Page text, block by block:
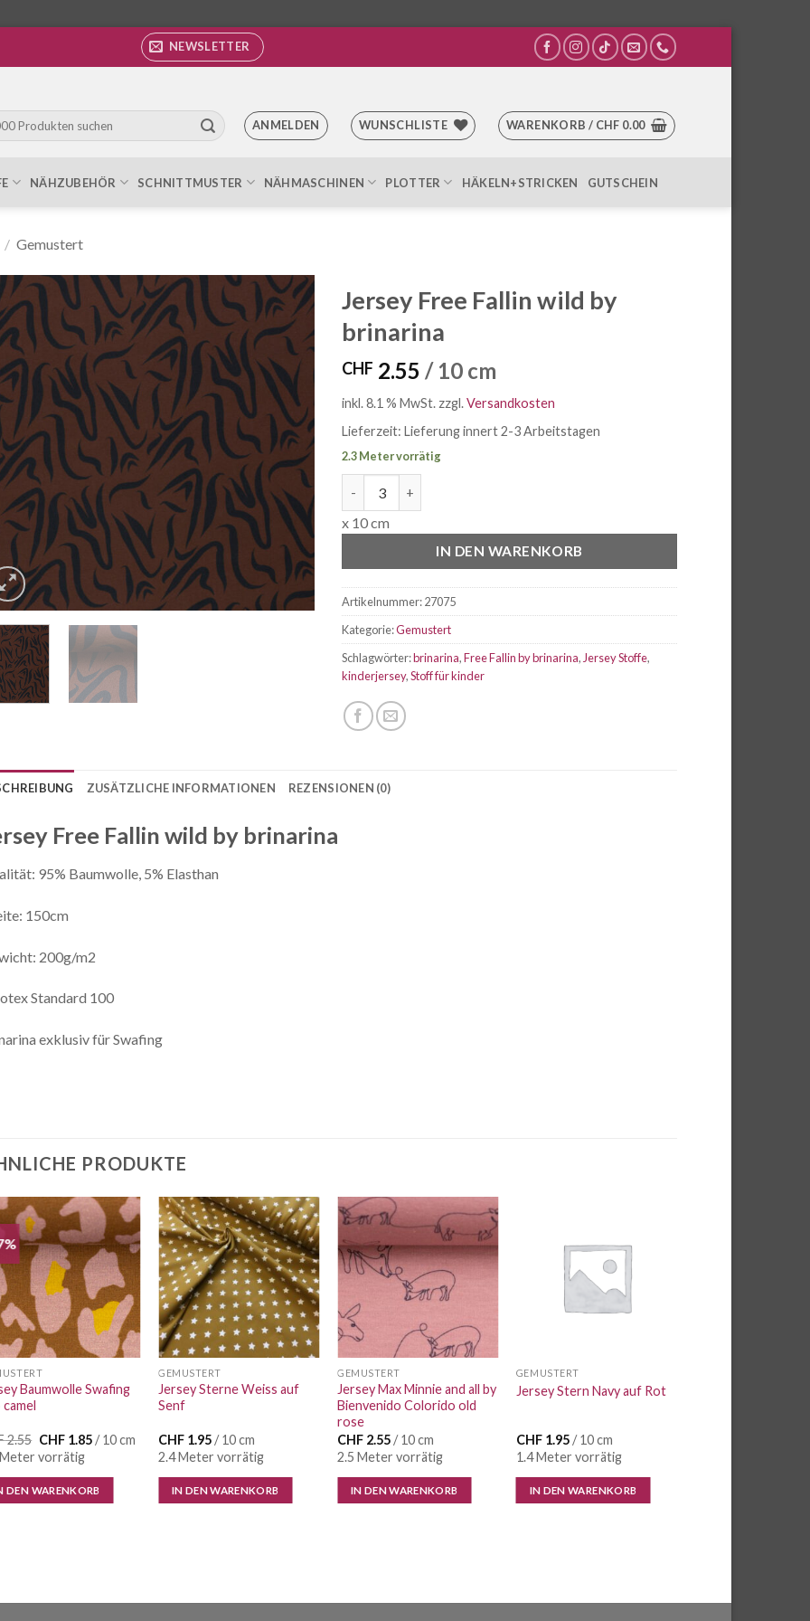
NEWSLETTER
ANMELDEN WUNSCHLISTE WARENKORB / CHF 0.00
NÄHZUBEHÖR SCHNITTMUSTER NÄHMASCHINEN PLOTTER HÄKELN+STRICKEN GUTSCHEIN
/ Gemustert
Auf die
Wunschliste
Jersey Free Fallin wild by
brinarina
CHF 2.55 / 10 cm
inkl. 8.1 % MwSt. zzgl.Versandkosten
Lieferzeit:Lieferung innert 2-3 Arbeitstagen
2.3 Meter vorrätig
x 10 cm
IN DEN WARENKORB
Artikelnummer:27075
Kategorie:Gemustert
Schlagwörter:brinarina,Free Fallin by brinarina,Jersey Stoffe,
kinderjersey,Stoff für kinder
ZUSÄTZLICHE INFORMATIONEN REZENSIONEN (0)
Free Fallin wild by brinarina
95% Baumwolle, 5% Elasthan
150cm
200g/m2
Standard 100
exklusiv für Swafing
PRODUKTE
Auf die
Wunschliste
Baumwolle Swafing
camel
2.55 Ursprünglicher
Preis
war:
CHF 2.55
CHF1.85Aktueller
CHF 1.85.
/ 10 cm
vorrätig
DEN WARENKORB
Auf die
Wunschliste
GEMUSTERT
Jersey Sterne Weiss auf
Senf
CHF 1.95/ 10 cm
2.4 Meter vorrätig
IN DEN WARENKORB
Auf die
Wunschliste
GEMUSTERT
Jersey Max Minnie and all by
Bienvenido Colorido old
rose
CHF 2.55/ 10 cm
2.5 Meter vorrätig
IN DEN WARENKORB
Auf die
Wunschliste
GEMUSTERT
Jersey Stern Navy auf Rot
CHF1.95/ 10 cm
1.4 Meter vorrätig
IN DEN WARENKORB